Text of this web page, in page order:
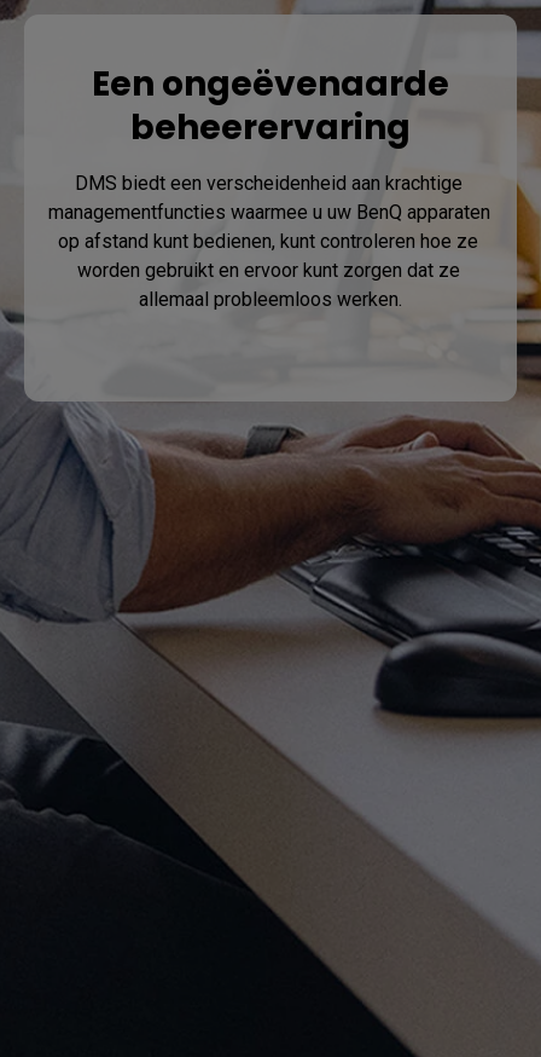
Een ongeëvenaarde
beheerervaring
DMS biedt een verscheidenheid aan krachtige
managementfuncties waarmee u uw BenQ apparaten
op afstand kunt bedienen, kunt controleren hoe ze
worden gebruikt en ervoor kunt zorgen dat ze
allemaal probleemloos werken.